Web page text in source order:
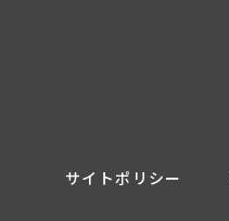
サイトポリシー